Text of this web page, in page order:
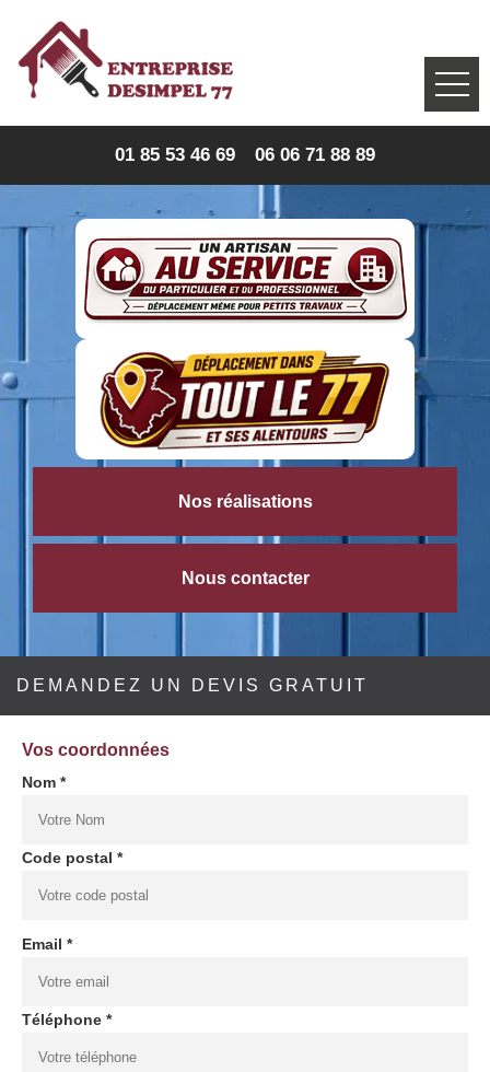
01 85 53 46 69 06 06 71 88 89
Nos réalisations
Nous contacter
DEMANDEZ UN DEVIS GRATUIT
Vos coordonnées
Nom *
Code postal *
Email *
Téléphone *